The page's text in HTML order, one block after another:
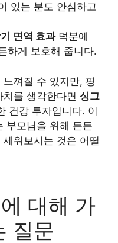
있는 분도 안심하고
면역 효과덕분에
하게 보호해 줍니다.
껴질 수 있지만, 평
를 생각한다면 싱그
건강 투자입니다. 이
부모님을 위해 든든
워보시는 것은 어떨
대해 가
질문